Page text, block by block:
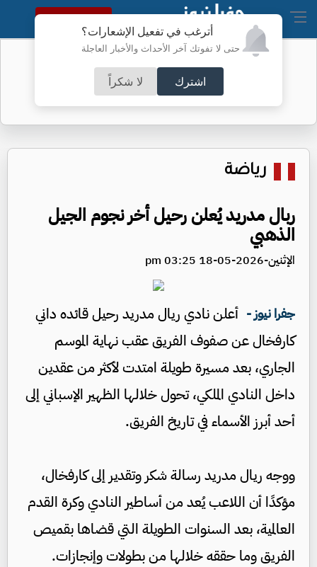
أترغب في تفعيل الإشعارات؟
حتى لا تفوتك آخر الأحداث والأخبار العاجلة
اشترك لا شكراً
النسخة الكاملة
داخله جثة
رياضة
ربال مدريد يُعلن رحيل أخر نجوم الجيل
الذهبي
الإثنين-2026-05-18 03:25 pm
جفرا نيوز - أعلن نادي ريال مدريد رحيل قائده داني
كارفخال عن صفوف الفريق عقب نهاية الموسم
الجاري، بعد مسيرة طويلة امتدت لأكثر من عقدين
داخل النادي الملكي، تحول خلالها الظهير الإسباني إلى
أحد أبرز الأسماء في تاريخ الفريق.
ووجه ريال مدريد رسالة شكر وتقدير إلى كارفخال،
مؤكدًا أن اللاعب يُعد من أساطير النادي وكرة القدم
العالمية، بعد السنوات الطويلة التي قضاها بقميص
الفريق وما حققه خلالها من بطولات وإنجازات.